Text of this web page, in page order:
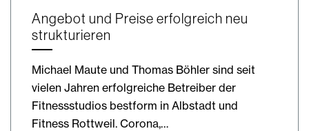
Angebot und Preise erfolgreich neu
strukturieren
Michael Maute und Thomas Böhler sind seit
vielen Jahren erfolgreiche Betreiber der
Fitnessstudios bestform in Albstadt und
Fitness Rottweil. Corona,…